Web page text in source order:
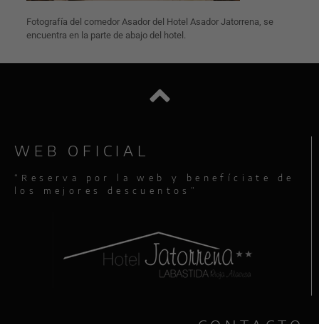
Fotografía del comedor Asador del Hotel Asador Jatorrena, se
encuentra en la parte de abajo del hotel.
WEB OFICIAL
“Reserva por la web y benefíciate de
los mejores descuentos”